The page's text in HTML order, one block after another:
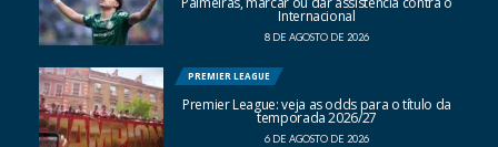
Internacional
8 DE AGOSTO DE 2026
PREMIER LEAGUE
Premier League: veja as odds para o título da
temporada 2026/27
6 DE AGOSTO DE 2026